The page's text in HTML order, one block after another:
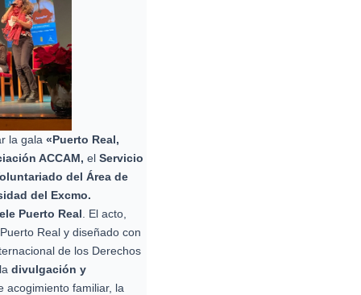
la gala «Puerto Real,
ACCAM, el Servicio
del Área de
del Excmo.
Puerto Real . El acto,
Real y diseñado con
de los Derechos
divulgación y
acogimiento familiar, la